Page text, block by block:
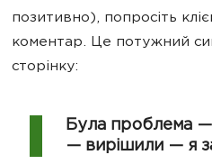
позитивно), попросіть
коментар. Це потужний
сторінку:
Була проблема —
— вирішили — я